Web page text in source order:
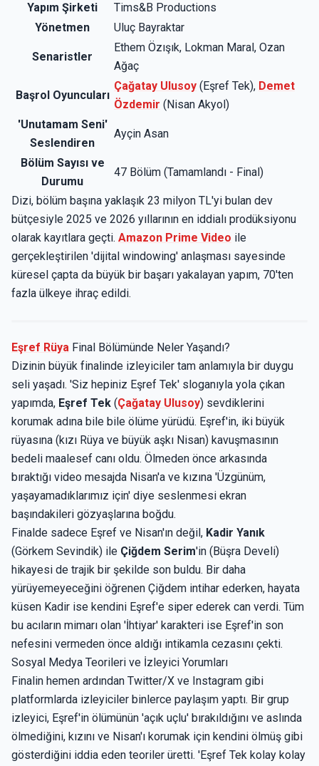
Yapım Şirketi
Tims&B Productions
Yönetmen
Uluç Bayraktar
Senaristler
Ethem Özışık, Lokman Maral, Ozan
Ağaç
Başrol Oyuncuları
Çağatay Ulusoy (Eşref Tek), Demet
Özdemir (Nisan Akyol)
'Unutamam Seni'
Seslendiren
Ayçin Asan
Bölüm Sayısı ve
Durumu
47 Bölüm (Tamamlandı - Final)
Dizi, bölüm başına yaklaşık 23 milyon TL'yi bulan dev
bütçesiyle 2025 ve 2026 yıllarının en iddialı prodüksiyonu
olarak kayıtlara geçti. Amazon Prime Video ile
gerçekleştirilen 'dijital windowing' anlaşması sayesinde
küresel çapta da büyük bir başarı yakalayan yapım, 70'ten
fazla ülkeye ihraç edildi.
Eşref Rüya Final Bölümünde Neler Yaşandı?
Dizinin büyük finalinde izleyiciler tam anlamıyla bir duygu
seli yaşadı. 'Siz hepiniz Eşref Tek' sloganıyla yola çıkan
yapımda, Eşref Tek (Çağatay Ulusoy) sevdiklerini
korumak adına bile bile ölüme yürüdü. Eşref'in, iki büyük
rüyasına (kızı Rüya ve büyük aşkı Nisan) kavuşmasının
bedeli maalesef canı oldu. Ölmeden önce arkasında
bıraktığı video mesajda Nisan'a ve kızına 'Üzgünüm,
yaşayamadıklarımız için' diye seslenmesi ekran
başındakileri gözyaşlarına boğdu.
Finalde sadece Eşref ve Nisan'ın değil, Kadir Yanık
(Görkem Sevindik) ile Çiğdem Serim'in (Büşra Develi)
hikayesi de trajik bir şekilde son buldu. Bir daha
yürüyemeyeceğini öğrenen Çiğdem intihar ederken, hayata
küsen Kadir ise kendini Eşref'e siper ederek can verdi. Tüm
bu acıların mimarı olan 'İhtiyar' karakteri ise Eşref'in son
nefesini vermeden önce aldığı intikamla cezasını çekti.
Sosyal Medya Teorileri ve İzleyici Yorumları
Finalin hemen ardından Twitter/X ve Instagram gibi
platformlarda izleyiciler binlerce paylaşım yaptı. Bir grup
izleyici, Eşref'in ölümünün 'açık uçlu' bırakıldığını ve aslında
ölmediğini, kızını ve Nisan'ı korumak için kendini ölmüş gibi
gösterdiğini iddia eden teoriler üretti. 'Eşref Tek kolay kolay